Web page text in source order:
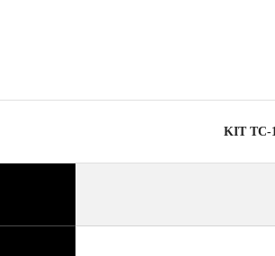
KIT TC-